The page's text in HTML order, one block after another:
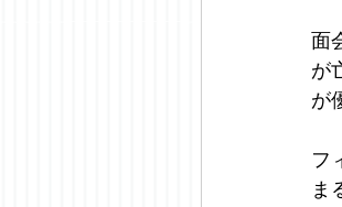
面
が
が
フ
ま